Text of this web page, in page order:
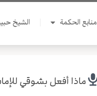
منابع الحكمة الشيخ
ماذا أفعل بشوقي